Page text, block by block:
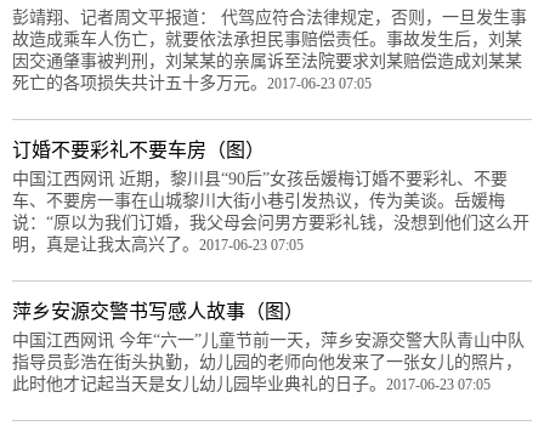
彭靖翔、记者周文平报道： 代驾应符合法律规定，否则，一旦发生事
故造成乘车人伤亡，就要依法承担民事赔偿责任。事故发生后，刘某
因交通肇事被判刑，刘某某的亲属诉至法院要求刘某赔偿造成刘某某
死亡的各项损失共计五十多万元。 2017-06-23 07:05
订婚不要彩礼不要车房（图）
中国江西网讯 近期，黎川县“90后”女孩岳媛梅订婚不要彩礼、不要
车、不要房一事在山城黎川大街小巷引发热议，传为美谈。岳媛梅
说：“原以为我们订婚，我父母会问男方要彩礼钱，没想到他们这么开
明，真是让我太高兴了。 2017-06-23 07:05
萍乡安源交警书写感人故事（图）
中国江西网讯 今年“六一”儿童节前一天，萍乡安源交警大队青山中队
指导员彭浩在街头执勤，幼儿园的老师向他发来了一张女儿的照片，
此时他才记起当天是女儿幼儿园毕业典礼的日子。 2017-06-23 07:05